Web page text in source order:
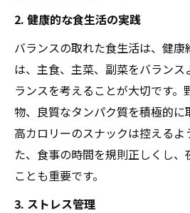
2. 健康的な食生活の実践
バランスの取れた食生活は、健康
は、主食、主菜、副菜をバラン
ランスを考えることが大切です。
物、良質なタンパク質を積極的
高カロリーのスナックは控えるよ
た、食事の時間を規則正しくし
ことも重要です。
3. ストレス管理